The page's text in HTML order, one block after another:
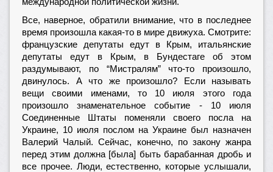
Все, наверное, обратили внимание, что в последнее
время произошла какая-то в мире движуха. Смотрите:
французские депутаты едут в Крым, итальянские
депутаты едут в Крым, в Бундестаге об этом
раздумывают, по “Мистралям” что-то произошло,
двинулось. А что же произошло? Если называть
вещи своими именами, то 10 июля этого года
произошло знаменательное событие - 10 июля
Соединенные Штаты поменяли своего посла на
Украине, 10 июля послом на Украине был назначен
Валерий Чалый. Сейчас, конечно, по закону жанра
перед этим должна [была] быть барабанная дробь и
все прочее. Люди, естественно, которые услышали,